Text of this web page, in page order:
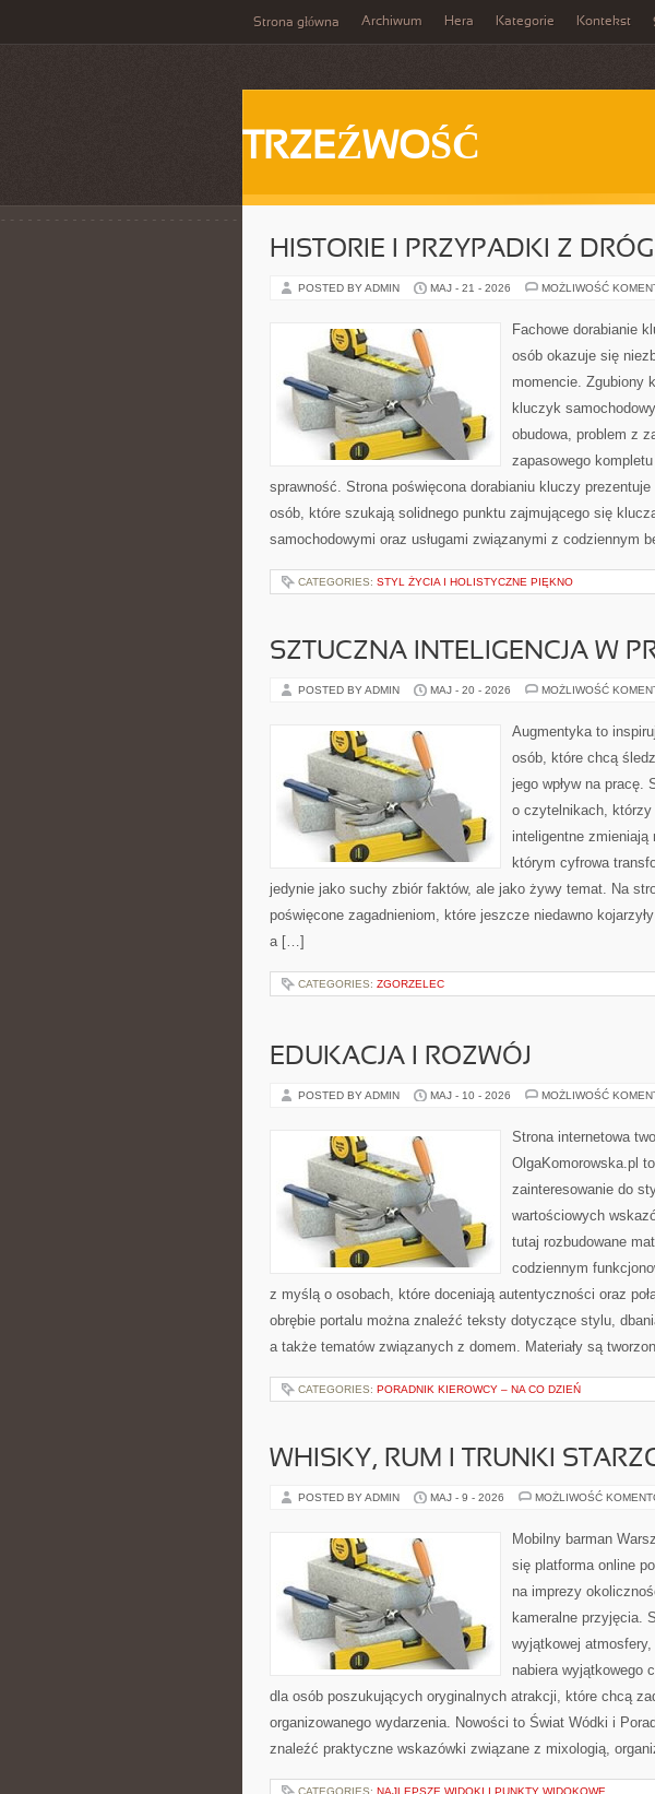
Strona główna Archiwum Hera Kategorie Kontekst
TRZEŹWOŚĆ
HISTORIE I PRZYPADKI Z DRÓG
POSTED BY ADMIN MAJ - 21 - 2026 MOŻLIWOŚĆ
Fachowe dorabianie
osób okazuje się
momencie. Zgubiony
kluczyk
obudowa, problem z
zapasowego
sprawność. Strona poświęcona dorabianiu kluczy
osób, które szukają solidnego punktu zajmującego się
samochodowymi oraz usługami związanymi z codziennym
CATEGORIES: STYL ŻYCIA I HOLISTYCZNE PIĘKNO
SZTUCZNA INTELIGENCJA W
POSTED BY ADMIN MAJ - 20 - 2026 MOŻLIWOŚĆ
Augmentyka to
osób, które chcą
jego wpływ na pracę.
o czytelnikach,
inteligentne
którym cyfrowa
jedynie jako suchy zbiór faktów, ale jako żywy temat. Na
poświęcone zagadnieniom, które jeszcze niedawno
a […]
CATEGORIES: ZGORZELEC
EDUKACJA I ROZWÓJ
POSTED BY ADMIN MAJ - 10 - 2026 MOŻLIWOŚĆ
Strona internetowa
OlgaKomorowska.pl
zainteresowanie do
wartościowych
tutaj rozbudowane
codziennym
z myślą o osobach, które doceniają autentyczności oraz
obrębie portalu można znaleźć teksty dotyczące stylu,
a także tematów związanych z domem. Materiały są
CATEGORIES: PORADNIK KIEROWCY – NA CO DZIEŃ
WHISKY, RUM I TRUNKI
POSTED BY ADMIN MAJ - 9 - 2026 MOŻLIWOŚĆ
Mobilny barman
się platforma online
na imprezy
kameralne przyjęcia.
wyjątkowej
nabiera wyjątkowego
dla osób poszukujących oryginalnych atrakcji, które chcą
organizowanego wydarzenia. Nowości to Świat Wódki i
znaleźć praktyczne wskazówki związane z mixologią,
CATEGORIES: NAJLEPSZE WIDOKI I PUNKTY WIDOKOWE